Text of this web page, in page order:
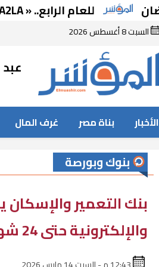
للعام الرابع.. « A2LA الأمريكية» تجدد اعتماد «متبقيات المبيدات» بالإسماعيلية
السبت 8 أغسطس 2026
الأخبار بناة مصر غرف المال
بنوك وبورصة
بنك التعمير والإسكان
والإلكترونية حتى 24 شهرًا بدون فوائد